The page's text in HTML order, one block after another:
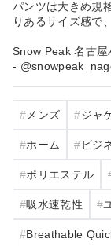
パンツは大きめ規
りあるサイズ感で
Snow Peak 名古
-
メンズ ジャ
ホーム ビジ
ポリエステル
吸水速乾性
Breathable